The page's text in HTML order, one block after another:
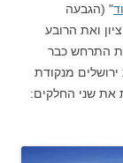
" (הגבעה
ואת הרובע
התרחש כבר
מנקודת
שני החלקים: